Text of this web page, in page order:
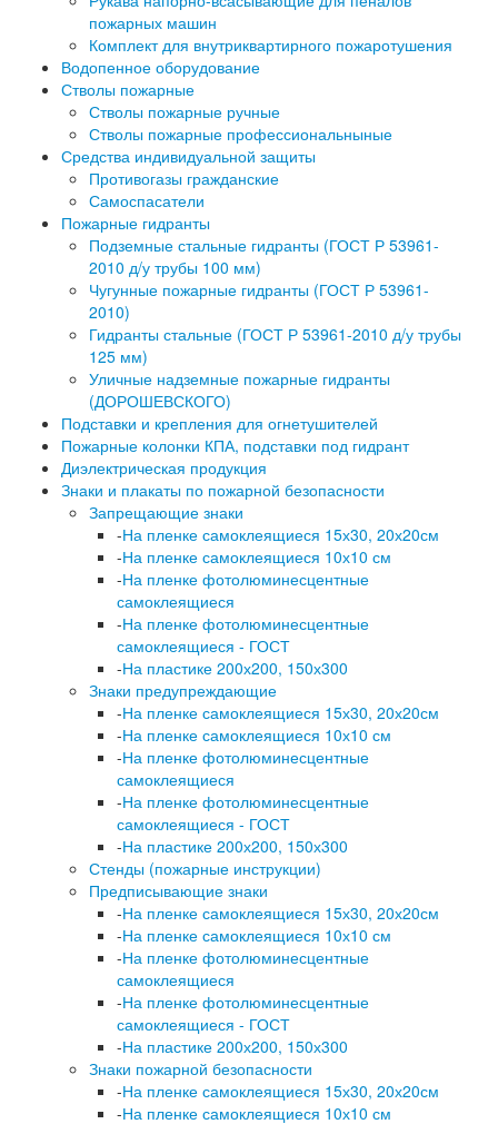
пожарных машин
Комплект для внутриквартирного пожаротушения
Водопенное оборудование
Стволы пожарные
Стволы пожарные ручные
Стволы пожарные профессиональныные
Средства индивидуальной защиты
Противогазы гражданские
Самоспасатели
Пожарные гидранты
Подземные стальные гидранты (ГОСТ Р 53961-
2010 д/у трубы 100 мм)
Чугунные пожарные гидранты (ГОСТ Р 53961-
2010)
Гидранты стальные (ГОСТ Р 53961-2010 д/у трубы
125 мм)
Уличные надземные пожарные гидранты
(ДОРОШЕВСКОГО)
Подставки и крепления для огнетушителей
Пожарные колонки КПА, подставки под гидрант
Диэлектрическая продукция
Знаки и плакаты по пожарной безопасности
Запрещающие знаки
-На пленке самоклеящиеся 15х30, 20х20см
-На пленке самоклеящиеся 10х10 см
-На пленке фотолюминесцентные
самоклеящиеся
-На пленке фотолюминесцентные
самоклеящиеся - ГОСТ
-На пластике 200х200, 150х300
Знаки предупреждающие
-На пленке самоклеящиеся 15х30, 20х20см
-На пленке самоклеящиеся 10х10 см
-На пленке фотолюминесцентные
самоклеящиеся
-На пленке фотолюминесцентные
самоклеящиеся - ГОСТ
-На пластике 200х200, 150х300
Стенды (пожарные инструкции)
Предписывающие знаки
-На пленке самоклеящиеся 15х30, 20х20см
-На пленке самоклеящиеся 10х10 см
-На пленке фотолюминесцентные
самоклеящиеся
-На пленке фотолюминесцентные
самоклеящиеся - ГОСТ
-На пластике 200х200, 150х300
Знаки пожарной безопасности
-На пленке самоклеящиеся 15х30, 20х20см
-На пленке самоклеящиеся 10х10 см